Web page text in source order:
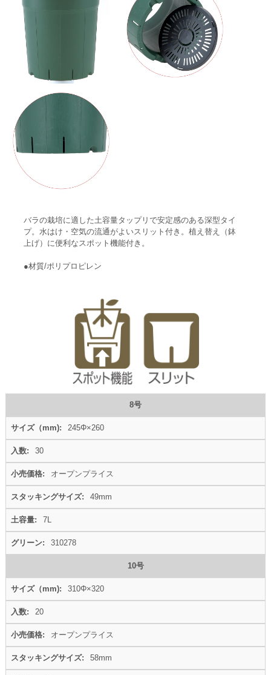
バラの栽培に適した土容量タップリで安定感のある深型タイ
プ。水はけ・空気の流通がよいスリット付き。植え替え（鉢
上げ）に便利なスポット機能付き。
●材質/ポリプロピレン
8号
245Φ×260
30
オープンプライス
49mm
7L
310278
10号
310Φ×320
20
オープンプライス
58mm